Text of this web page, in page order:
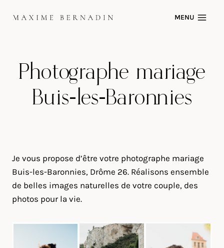
MENU
Photographe mariage
Buis-les-Baronnies
Je vous propose d’être votre photographe mariage
Buis-les-Baronnies, Drôme 26. Réalisons ensemble
de belles images naturelles de votre couple, des
photos pour la vie.